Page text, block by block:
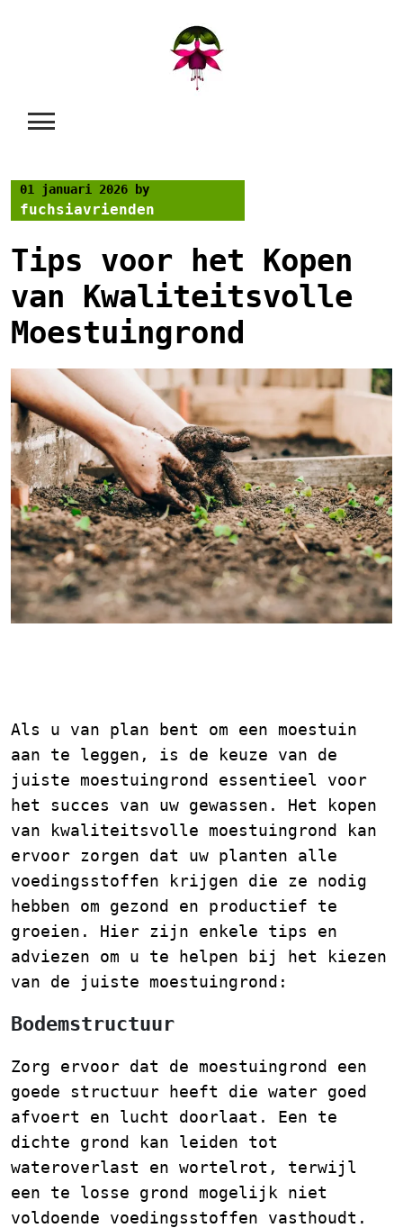
01 januari 2026 by
fuchsiavrienden
Tips voor het Kopen
van Kwaliteitsvolle
Moestuingrond
Als u van plan bent om een moestuin
aan te leggen, is de keuze van de
juiste moestuingrond essentieel voor
het succes van uw gewassen. Het kopen
van kwaliteitsvolle moestuingrond kan
ervoor zorgen dat uw planten alle
voedingsstoffen krijgen die ze nodig
hebben om gezond en productief te
groeien. Hier zijn enkele tips en
adviezen om u te helpen bij het kiezen
van de juiste moestuingrond:
Bodemstructuur
Zorg ervoor dat de moestuingrond een
goede structuur heeft die water goed
afvoert en lucht doorlaat. Een te
dichte grond kan leiden tot
wateroverlast en wortelrot, terwijl
een te losse grond mogelijk niet
voldoende voedingsstoffen vasthoudt.